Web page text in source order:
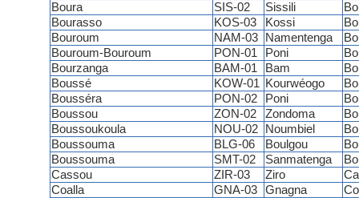
Boura
SIS-02 Sissili
Bourasso
KOS-03 Kossi
Bouroum
NAM-03 Namentenga
Bouroum-Bouroum
PON-01 Poni
Bourzanga
BAM-01 Bam
Boussé
KOW-01 Kourwéogo
Bousséra
PON-02 Poni
Boussou
ZON-02 Zondoma
Boussoukoula
NOU-02 Noumbiel
Boussouma
BLG-06 Boulgou
Boussouma
SMT-02 Sanmatenga
Cassou
ZIR-03 Ziro
Coalla
GNA-03 Gnagna